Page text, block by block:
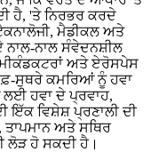
ਹੈ, 'ਤੇ ਨਿਰਭਰ ਕਰਦੇ
ਮੈਡੀਕਲ ਅਤੇ
ਨਾਲ-ਨਾਲ ਸੰਵੇਦਨਸ਼ੀਲ
ਅਤੇ ਏਰੋਸਪੇਸ
ਸੁਥਰੇ ਕਮਰਿਆਂ ਨੂੰ ਹਵਾ
ਲਈ ਹਵਾ ਦੇ ਪ੍ਰਵਾਹ,
ਇੱਕ ਵਿਸ਼ੇਸ਼ ਪ੍ਰਣਾਲੀ ਦੀ
ਤਾਪਮਾਨ ਅਤੇ ਸਥਿਰ
ਲੋੜ ਹੋ ਸਕਦੀ ਹੈ।